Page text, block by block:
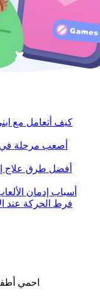
كيف أتعامل مع
أصعب مرحلة في
أفضل طرق علاج
أسباب إدمان
فرط الحركة عند
احمي